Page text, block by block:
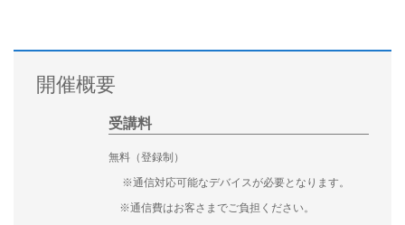
開催概要
受講料
無料（登録制）
※通信対応可能なデバイスが必要となります。
※通信費はお客さまでご負担ください。